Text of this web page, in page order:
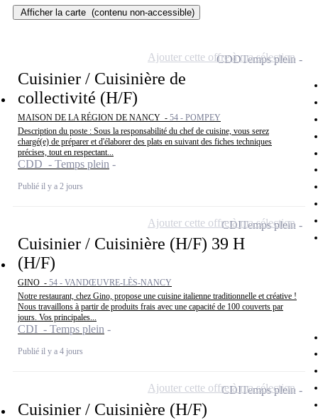
Afficher la carte (contenu non-accessible)
Cuisinier / Cuisinière de
collectivité (H/F)
MAISON DE LA RÉGION DE NANCY - 54 - POMPEY
Description du poste : Sous la responsabilité du chef de cuisine, vous serez
chargé(e) de préparer et d'élaborer des plats en suivant des fiches techniques
précises, tout en respectant...
CDD - Temps plein
Publié il y a 2 jours
CDDTemps plein
Ajouter cette offre à ma sélection
Cuisinier / Cuisinière (H/F) 39 H
(H/F)
GINO - 54 - VANDŒUVRE-LÈS-NANCY
Notre restaurant, chez Gino, propose une cuisine italienne traditionnelle et créative !
Nous travaillons à partir de produits frais avec une capacité de 100 couverts par
jours. Vos principales...
CDI - Temps plein
Publié il y a 4 jours
CDITemps plein
Ajouter cette offre à ma sélection
Cuisinier / Cuisinière (H/F)
CDITemps plein
Ajouter cette offre à ma sélection